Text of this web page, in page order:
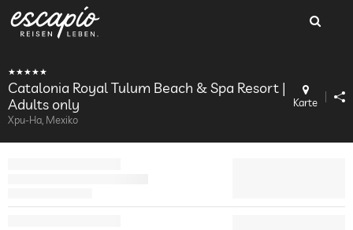
Catalonia Royal Tulum Beach & Spa Resort |
Adults only
Xpu-Ha, Mexiko
Karte